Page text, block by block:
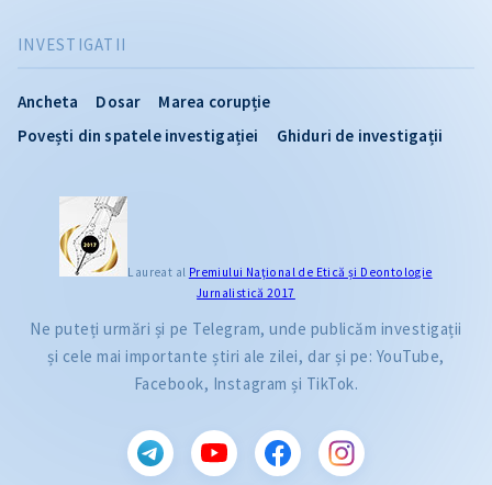
INVESTIGATII
Ancheta Dosar
Marea corupție
Povești din spatele investigației
Ghiduri de investigații
Laureat al Premiului Naţional de Etică și Deontologie
Jurnalistică 2017
Ne puteți urmări și pe Telegram, unde publicăm investigații
și cele mai importante știri ale zilei, dar și pe: YouTube,
Facebook, Instagram și TikTok.